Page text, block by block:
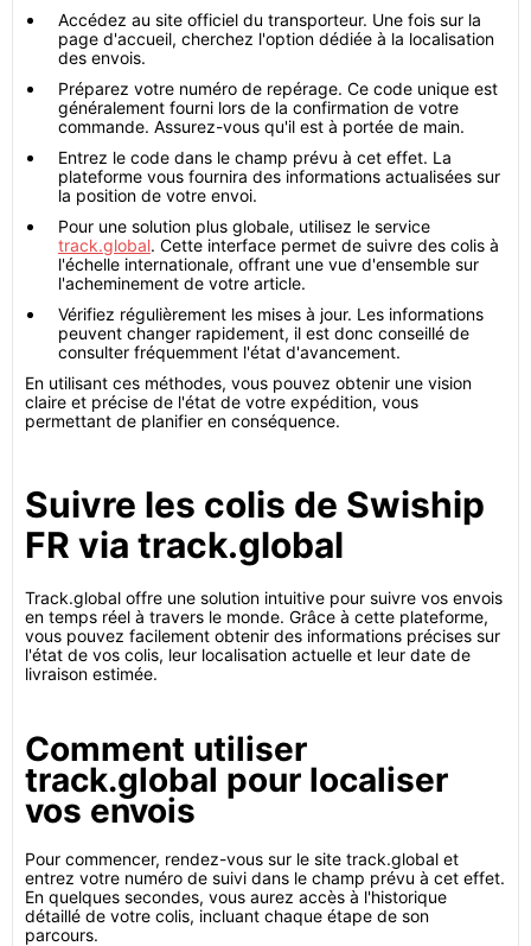
Accédez au site officiel du transporteur. Une fois sur la
page d'accueil, cherchez l'option dédiée à la localisation
des envois.
Préparez votre numéro de repérage. Ce code unique est
généralement fourni lors de la confirmation de votre
commande. Assurez-vous qu'il est à portée de main.
Entrez le code dans le champ prévu à cet effet. La
plateforme vous fournira des informations actualisées sur
la position de votre envoi.
Pour une solution plus globale, utilisez le service
track.global. Cette interface permet de suivre des colis à
l'échelle internationale, offrant une vue d'ensemble sur
l'acheminement de votre article.
Vérifiez régulièrement les mises à jour. Les informations
peuvent changer rapidement, il est donc conseillé de
consulter fréquemment l'état d'avancement.
En utilisant ces méthodes, vous pouvez obtenir une vision
claire et précise de l'état de votre expédition, vous
permettant de planifier en conséquence.
Suivre les colis de Swiship
FR via track.global
Track.global offre une solution intuitive pour suivre vos envois
en temps réel à travers le monde. Grâce à cette plateforme,
vous pouvez facilement obtenir des informations précises sur
l'état de vos colis, leur localisation actuelle et leur date de
livraison estimée.
Comment utiliser
track.global pour localiser
vos envois
Pour commencer, rendez-vous sur le site track.global et
entrez votre numéro de suivi dans le champ prévu à cet effet.
En quelques secondes, vous aurez accès à l'historique
détaillé de votre colis, incluant chaque étape de son
parcours.